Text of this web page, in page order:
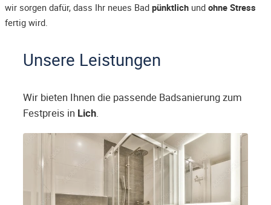
wir sorgen dafür, dass Ihr neues Bad pünktlich und ohne Stress
fertig wird.
Unsere Leistungen
Wir bieten Ihnen die passende Badsanierung zum
Festpreis in Lich.